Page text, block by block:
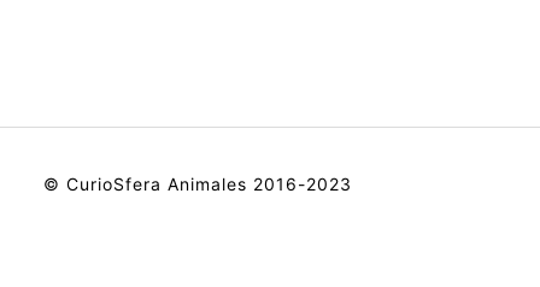
© CurioSfera Animales 2016-2023